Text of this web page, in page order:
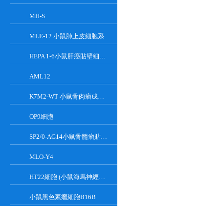
MH-S
MLE-12 小鼠肺上皮細胞系
HEPA 1-6小鼠肝癌貼壁細胞系
AML12
K7M2-WT 小鼠骨肉瘤成骨細胞系
OP9細胞
SP2/0-AG14小鼠骨髓瘤貼壁細胞系
MLO-Y4
HT22細胞 (小鼠海馬神經元細胞) (STR鑒定正確)
小鼠黑色素瘤細胞B16B